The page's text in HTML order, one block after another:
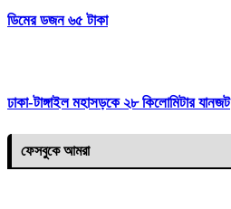
ডিমের ডজন ৬৫ টাকা
ঢাকা-টাঙ্গাইল মহাসড়কে ২৮ কিলোমিটার যানজট
ফেসবুকে আমরা